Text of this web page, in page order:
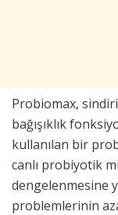
Probiomax,
bağışıklık
kullanılan bir
canlı probiyotik
dengelenmesine
problemlerinin